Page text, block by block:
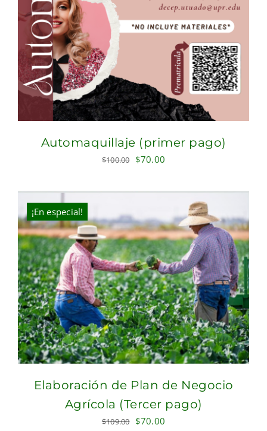
Automaquillaje (primer pago)
$100.00 Original
was:
$70.00
is:
$70.00.
¡En especial!
Elaboración de Plan de Negocio
Agrícola (Tercer pago)
$109.00 Original
$70.00